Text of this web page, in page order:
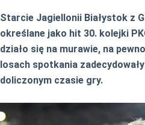
Starcie Jagiellonii Białystok z
określane jako hit 30. kolejki
działo się na murawie, na
losach spotkania
doliczonym czasie gry.